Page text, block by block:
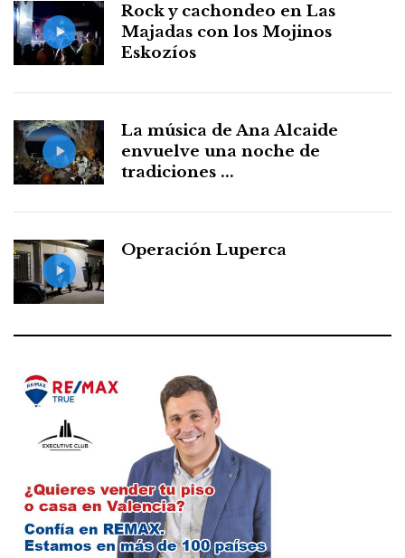
Rock y cachondeo en Las
Majadas con los Mojinos
Eskozíos
La música de Ana Alcaide
envuelve una noche de
tradiciones ...
Operación Luperca